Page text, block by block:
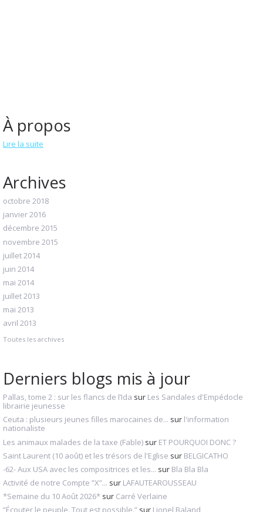
À propos
Lire la suite
Archives
octobre 2018
janvier 2016
décembre 2015
novembre 2015
juillet 2014
juin 2014
mai 2014
juillet 2013
mai 2013
avril 2013
Toutes les archives
Derniers blogs mis à jour
Pallas, tome 2 : sur les flancs de l’Ida sur Les Sandales d'Empédocle
librairie jeunesse
Ceuta : plusieurs jeunes filles marocaines de... sur l'information
nationaliste
Les animaux malades de la taxe (Fable) sur ET POURQUOI DONC ?
Saint Laurent (10 août) et les trésors de l'Eglise sur BELGICATHO
-62- Aux USA avec les compositrices et les... sur Bla Bla Bla
Activité de notre Compte ”X”... sur LAFAUTEAROUSSEAU
*Semaine du 10 Août 2026* sur Carré Verlaine
”Écouter le peuple. Tout est possible.” sur Lionel Baland